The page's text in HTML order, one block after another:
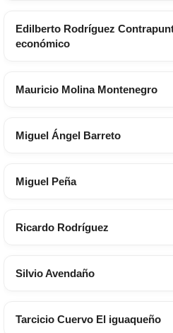
Edilberto Rodríguez
económico
Mauricio Molina Montenegro
Miguel Ángel Barreto
Miguel Peña
Ricardo Rodríguez
Silvio Avendaño
Tarcicio Cuervo El iguaqueño